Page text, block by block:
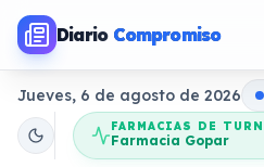
Diario Compromiso
Jueves, 6 de agosto de 2026
FARMACIAS DE
Farmacia Gopar